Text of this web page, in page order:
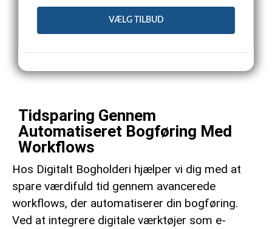
VÆLG TILBUD
Tidsparing Gennem
Automatiseret Bogføring Med
Workflows
Hos Digitalt Bogholderi hjælper vi dig med at
spare værdifuld tid gennem avancerede
workflows, der automatiserer din bogføring.
Ved at integrere digitale værktøjer som e-